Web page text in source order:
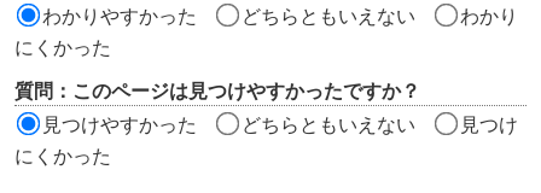
わかりやすかった
どちらともいえない
わかり
にくかった
質問：このページは見つけやすかったですか？
見つけやすかった
どちらともいえない
見つけ
にくかった